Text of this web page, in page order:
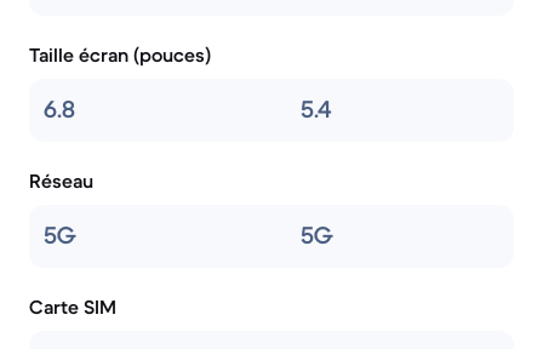
Taille écran (pouces)
6.8 5.4
Réseau
5G 5G
Carte SIM